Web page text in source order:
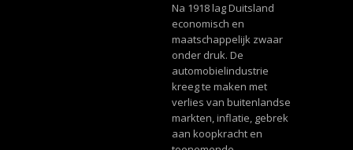
Na 1918 lag Duitsland
economisch en
maatschappelijk zwaar
onder druk. De
automobielindustrie
kreeg te maken met
verlies van buitenlandse
markten, inflatie, gebrek
aan koopkracht en